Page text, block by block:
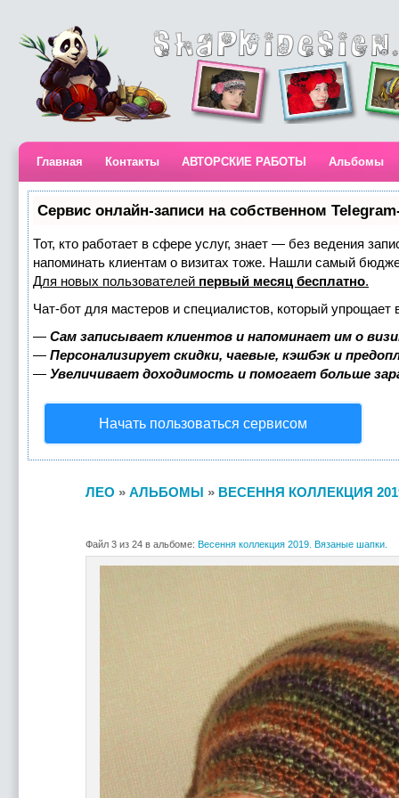
Главная Контакты АВТОРСКИЕ РАБОТЫ Альбомы
Сервис онлайн-записи на собственном
Тот, кто работает в сфере услуг, знает — без ведения
напоминать клиентам о визитах тоже. Нашли самый
Для новых пользователей первый месяц бесплатно.
Чат-бот для мастеров и специалистов, который упрощает
— Сам записывает клиентов и напоминает им о
— Персонализирует скидки, чаевые, кэшбэк и
— Увеличивает доходимость и помогает больше
Начать пользоваться сервисом
ЛЕО » АЛЬБОМЫ » ВЕСЕННЯ КОЛЛЕКЦИЯ
Файл 3 из 24 в альбоме: Весення коллекция 2019. Вязаные шапки.